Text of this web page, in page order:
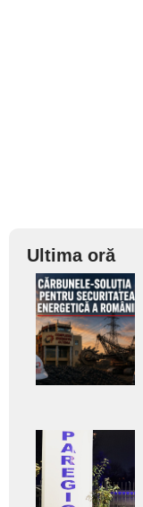
Ultima oră
Adaugă
aici textul
pentru
subtitlu
Adaugă
aici textul
pentru
subtitlu